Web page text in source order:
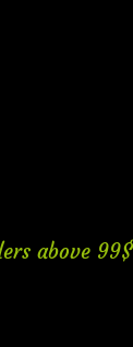
above 99$